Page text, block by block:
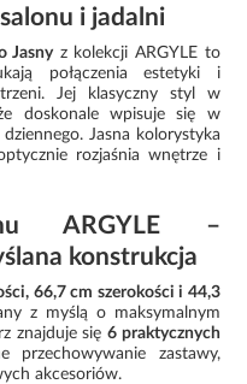
i jadalni
Jasny z kolekcji ARGYLE to
połączenia estetyki i
Jej klasyczny styl w
doskonale wpisuje się w
Jasna kolorystyka
rozjaśnia wnętrze i
ARGYLE –
konstrukcja
66,7 cm szerokości i 44,3
z myślą o maksymalnym
znajduje się 6 praktycznych
przechowywanie zastawy,
akcesoriów.